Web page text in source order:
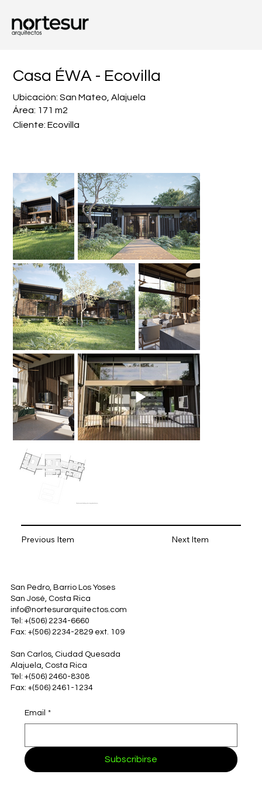
Casa ÉWA - Ecovilla
Ubicación: San Mateo, Alajuela
Área: 171 m2
Cliente: Ecovilla
Previous Item Next Item
San Pedro, Barrio Los Yoses
San José, Costa Rica
info@nortesurarquitectos.com
Tel: +(506) 2234-6660
Fax: +(506) 2234-2829 ext. 109
San Carlos, Ciudad Quesada
Alajuela, Costa Rica
Tel: +(506) 2460-8308
Fax: +(506) 2461-1234
Email *
Subscribirse